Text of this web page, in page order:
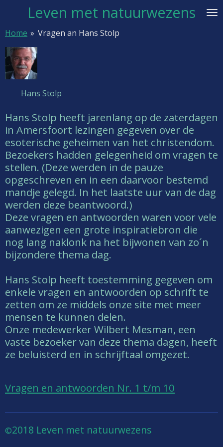
naar
de
hoofdinhoud
Leven met natuurwezens
Home » Vragen an Hans Stolp
Hans Stolp
Hans Stolp heeft jarenlang op de zaterdagen
in Amersfoort lezingen gegeven over de
esoterische geheimen van het christendom.
Bezoekers hadden gelegenheid om vragen te
stellen. (Deze werden in de pauze
opgeschreven en in een daarvoor bestemd
mandje gelegd. In het laatste uur van de dag
werden deze beantwoord.)
Deze vragen en antwoorden waren voor vele
aanwezigen een grote inspiratiebron die
nog lang naklonk na het bijwonen van zo´n
bijzondere thema dag.
Hans Stolp heeft toestemming gegeven om
enkele vragen en antwoorden op schrift te
zetten om ze middels onze site met meer
mensen te kunnen delen.
Onze medewerker Wilbert Mesman, een
vaste bezoeker van deze thema dagen, heeft
ze beluisterd en in schrijftaal omgezet.
Vragen en antwoorden Nr. 1 t/m 10
©2018 Leven met natuurwezens